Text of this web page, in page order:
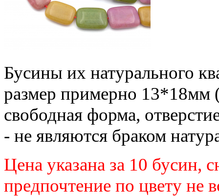
Бусины их натурального
размер примерно
свободная форма,
- не являются браком
Цена указана за 10 бусин,
предпочтение по цвету не